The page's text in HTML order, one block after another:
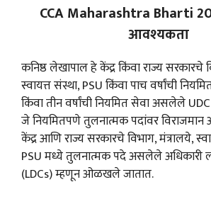
CCA Maharashtra Bharti
आवश्यकता
कनिष्ठ लेखापाल हे केंद्र किंवा राज्य सरकारचे
स्वायत्त संस्था, PSU किंवा पाच वर्षांची
किंवा तीन वर्षांची नियमित सेवा असलेले
जे नियमितपणे तुलनात्मक पदांवर
केंद्र आणि राज्य सरकारचे विभाग, मंत्रालये,
PSU मध्ये तुलनात्मक पदे असलेले अधिकारी
(LDCs) म्हणून ओळखले जातात.